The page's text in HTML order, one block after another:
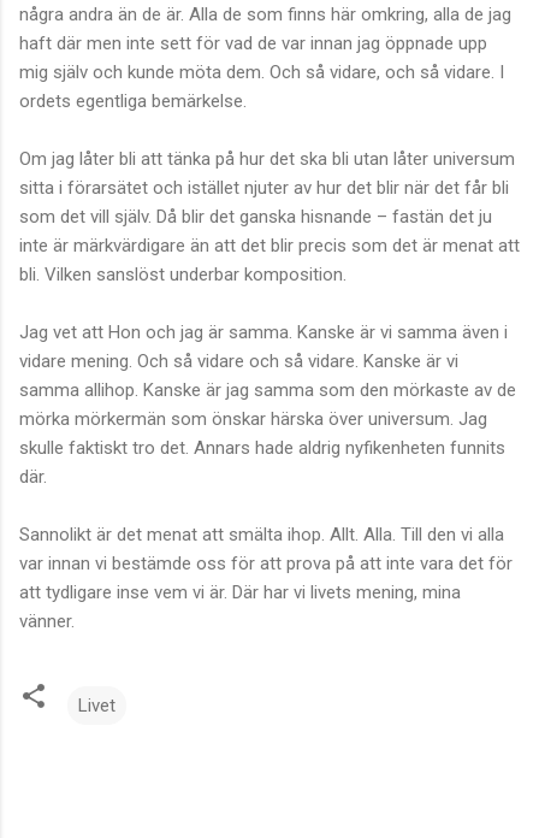
några andra än de är. Alla de som finns här omkring, alla de jag
haft där men inte sett för vad de var innan jag öppnade upp
mig själv och kunde möta dem. Och så vidare, och så vidare. I
ordets egentliga bemärkelse.
Om jag låter bli att tänka på hur det ska bli utan låter universum
sitta i förarsätet och istället njuter av hur det blir när det får bli
som det vill själv. Då blir det ganska hisnande – fastän det ju
inte är märkvärdigare än att det blir precis som det är menat att
bli. Vilken sanslöst underbar komposition.
Jag vet att Hon och jag är samma. Kanske är vi samma även i
vidare mening. Och så vidare och så vidare. Kanske är vi
samma allihop. Kanske är jag samma som den mörkaste av de
mörka mörkermän som önskar härska över universum. Jag
skulle faktiskt tro det. Annars hade aldrig nyfikenheten funnits
där.
Sannolikt är det menat att smälta ihop. Allt. Alla. Till den vi alla
var innan vi bestämde oss för att prova på att inte vara det för
att tydligare inse vem vi är. Där har vi livets mening, mina
vänner.
Livet